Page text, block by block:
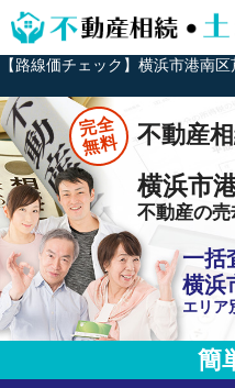
【路線価チェック】横浜市港南
完全
無料 不動産
横浜市
不動産の
一括
横浜
エリア
簡